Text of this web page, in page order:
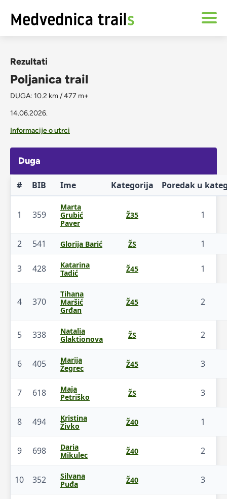
Rezultati
Poljanica trail
DUGA: 10.2 km / 477 m+
14.06.2026.
Informacije o utrci
Duga
# BIB Ime Kategorija Poredak u
1 359
Marta
Grubić
Paver
Ž35 1
2 541 Glorija Barić ŽS 1
3 428
Katarina
Tadić
Ž45 1
4 370
Tihana
Maršić
Grđan
Ž45 2
5 338
Natalia
Glaktionova
ŽS 2
6 405
Marija
Žegrec
Ž45 3
7 618
Maja
Petriško
ŽS 3
8 494
Kristina
Živko
Ž40 1
9 698
Daria
Mikulec
Ž40 2
10 352
Silvana
Puđa
Ž40 3